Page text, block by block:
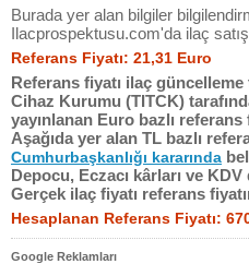
Burada yer alan bilgiler
Ilacprospektusu.com'da ilaç
Referans Fiyatı: 21,31 Euro
Referans fiyatı ilaç
Cihaz Kurumu (TITCK)
yayınlanan Euro bazlı referans
Aşağıda yer alan TL bazlı
Cumhurbaşkanlığı kararında
Depocu, Eczacı kârları ve
Gerçek ilaç fiyatı referans
Hesaplanan Referans Fiyatı:
Google Reklamları